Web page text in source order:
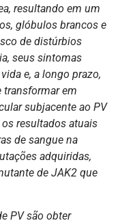
resultando em um
glóbulos brancos e
de distúrbios
seus sintomas
e, a longo prazo,
transformar em
subjacente ao PV
resultados atuais
de sangue na
adquiridas,
de JAK2 que
PV são obter